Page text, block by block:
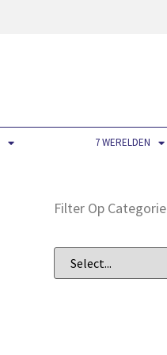
7 WERELDEN
Filter Op Categorie